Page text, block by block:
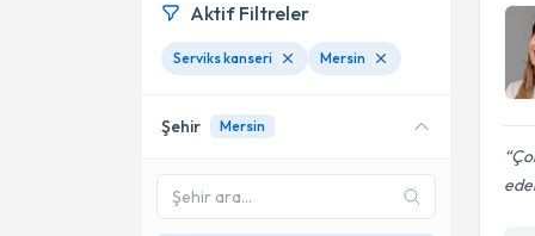
Aktif Filtreler
Serviks kanseri Mersin
Şehir Mersin